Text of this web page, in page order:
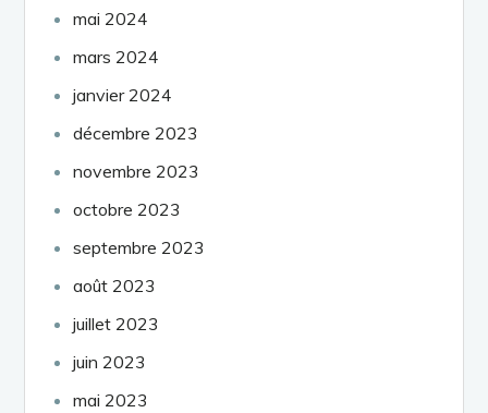
mai 2024
mars 2024
janvier 2024
décembre 2023
novembre 2023
octobre 2023
septembre 2023
août 2023
juillet 2023
juin 2023
mai 2023